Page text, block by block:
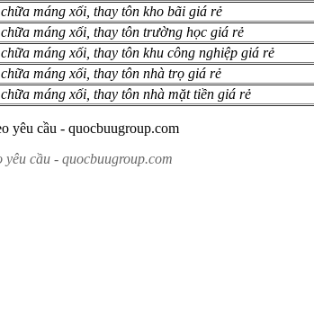
máng xối, thay tôn kho bãi giá rẻ
máng xối, thay tôn trường học giá rẻ
máng xối, thay tôn khu công nghiệp giá rẻ
máng xối, thay tôn nhà trọ giá rẻ
máng xối, thay tôn nhà mặt tiền giá rẻ
cầu - quocbuugroup.com